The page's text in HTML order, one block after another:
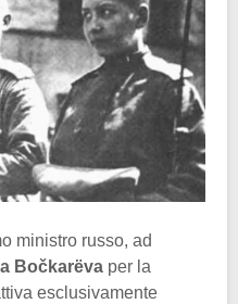
ministro russo, ad
Bočkarëva per la
esclusivamente